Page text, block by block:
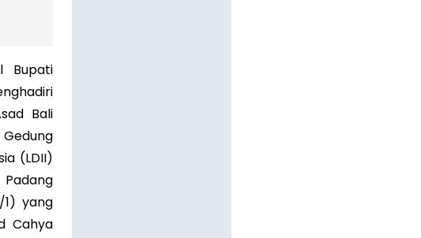
Bupati
Bali
(LDII)
1) yang
Cahya